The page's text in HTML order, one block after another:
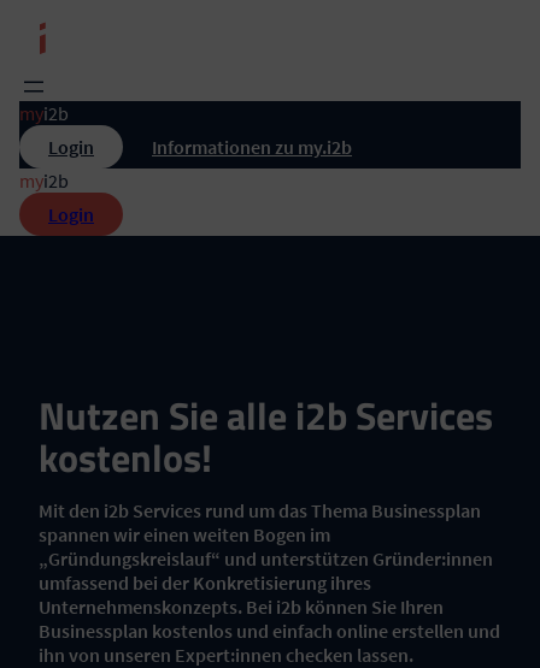
Inhalt
springen
myi2b
Login
Informationen zu my.i2b
myi2b
Login
Nutzen Sie alle i2b Services
kostenlos!
Mit den i2b Services rund um das Thema Businessplan
spannen wir einen weiten Bogen im
„Gründungskreislauf“ und unterstützen Gründer:innen
umfassend bei der Konkretisierung ihres
Unternehmenskonzepts. Bei i2b können Sie Ihren
Businessplan kostenlos und einfach online erstellen und
ihn von unseren Expert:innen checken lassen.